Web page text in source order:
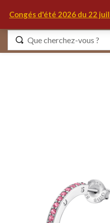
Congés d'été 2026 du 22
MON